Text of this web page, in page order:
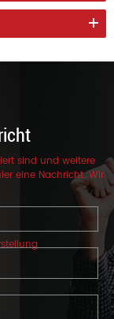
sind und weitere
eine Nachricht. Wir